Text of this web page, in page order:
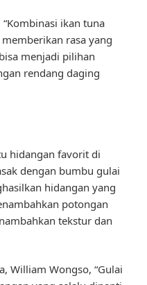
ikan tuna
rasa yang
menjadi pilihan
rendang daging
hidangan favorit di
dengan bumbu gulai
hidangan yang
potongan
tekstur dan
William Wongso, “Gulai